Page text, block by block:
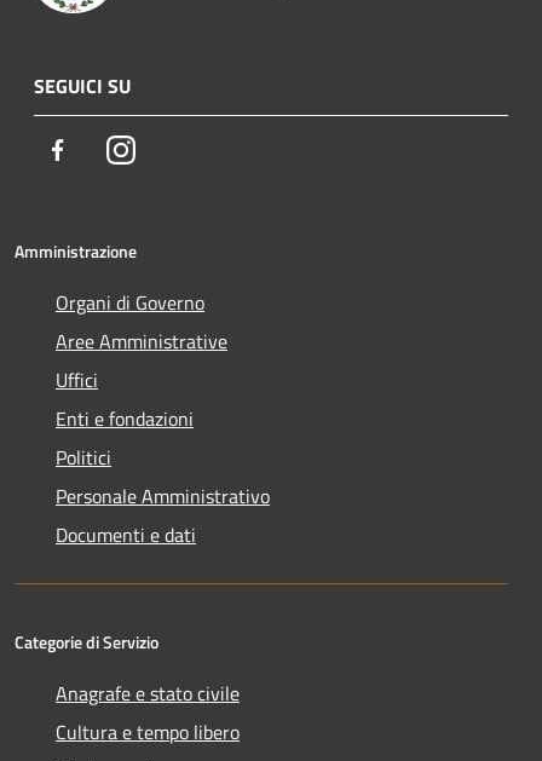
SEGUICI SU
FacebookInstagram
Amministrazione
Organi di Governo
Aree Amministrative
Uffici
Enti e fondazioni
Politici
Personale Amministrativo
Documenti e dati
Categorie di Servizio
Anagrafe e stato civile
Cultura e tempo libero